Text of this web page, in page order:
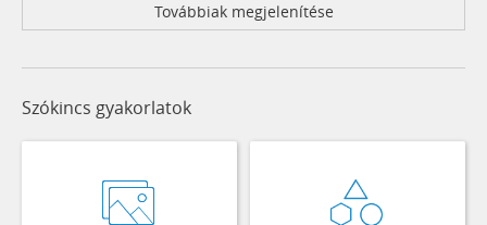
Továbbiak megjelenítése
Szókincs gyakorlatok